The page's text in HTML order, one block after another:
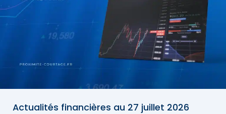
Actualités financières au 27 juillet 2026